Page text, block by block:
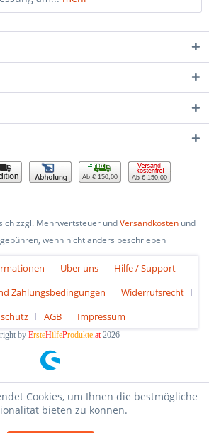
Ab € 150,00 Ab € 150,00
zzgl. Mehrwertsteuer undVersandkostenund
wenn nicht anders beschrieben
Über uns
Hilfe / Support
Zahlungsbedingungen
Widerrufsrecht
AGB Impressum
by ErsteHilfeProdukte.at2026
Cookies, um Ihnen die bestmögliche
bieten zu können.